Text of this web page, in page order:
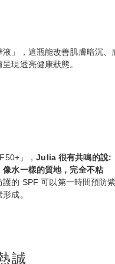
液」，這瓶能改善肌膚暗沉、
現透亮健康狀態。
」，Julia 很有共鳴的說:
像水一樣的質地，完全不粘
護的 SPF 可以第一時間預防
成。
誠